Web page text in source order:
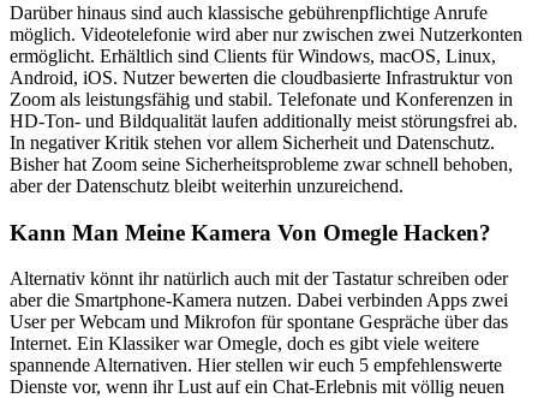
Darüber hinaus sind auch klassische gebührenpflichtige Anrufe
möglich. Videotelefonie wird aber nur zwischen zwei Nutzerkonten
ermöglicht. Erhältlich sind Clients für Windows, macOS, Linux,
Android, iOS. Nutzer bewerten die cloudbasierte Infrastruktur von
Zoom als leistungsfähig und stabil. Telefonate und Konferenzen in
HD-Ton- und Bildqualität laufen additionally meist störungsfrei ab.
In negativer Kritik stehen vor allem Sicherheit und Datenschutz.
Bisher hat Zoom seine Sicherheitsprobleme zwar schnell behoben,
aber der Datenschutz bleibt weiterhin unzureichend.
Kann Man Meine Kamera Von Omegle Hacken?
Alternativ könnt ihr natürlich auch mit der Tastatur schreiben oder
aber die Smartphone-Kamera nutzen. Dabei verbinden Apps zwei
User per Webcam und Mikrofon für spontane Gespräche über das
Internet. Ein Klassiker war Omegle, doch es gibt viele weitere
spannende Alternativen. Hier stellen wir euch 5 empfehlenswerte
Dienste vor, wenn ihr Lust auf ein Chat-Erlebnis mit völlig neuen